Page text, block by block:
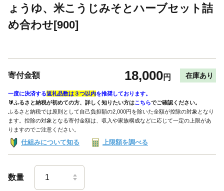
ょうゆ、米こうじみそとハーブセット詰
め合わせ[900]
寄付金額 18,000円 在庫あり
一度に決済する返礼品数は３つ以内を推奨しております。
🔰ふるさと納税が初めての方、詳しく知りたい方はこちらでご確認ください。
ふるさと納税では原則として自己負担額の2,000円を除いた全額が控除の対象となり
ます。控除の対象となる寄付金額は、収入や家族構成などに応じて一定の上限があ
りますのでご注意ください。
仕組みについて知る 上限額を調べる
数量